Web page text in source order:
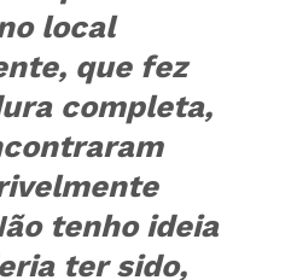
local
que fez
completa,
tenho ideia
ter sido,